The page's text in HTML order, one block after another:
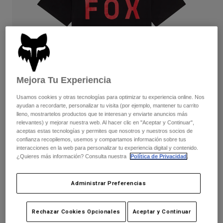
Pantalones largos
Pantalones cortos
Guantes
Protecciones
Gafas de protección
Accesorios
Recambios
Pantalones
Guantes
Chaquetas
Protecciones
Gafas de protección
Calcetines
Mochilas y accesorios
Recambios
Ver todo
Mujer
Camisetas y tops
Sudaderas
Chaquetas
Pantalones
Camisas
Ver todo
Niños
Protecciones
Gafas de Protección
Calcetines
Ver todo
Moto
Cascos
Camisetas
Pantalones
Gafas de Protección
Opiniones
36454
Price reduced from
29,99 €to15,00 € 50% OFF
Mejora Tu Experiencia
Usamos cookies y otras tecnologías para optimizar tu experiencia online. Nos
ayudan a recordarte, personalizar tu visita (por ejemplo, mantener tu carrito
lleno, mostrartelos productos que te interesan y enviarte anuncios más
relevantes) y mejorar nuestra web. Al hacer clic en "Aceptar y Continuar",
aceptas estas tecnologías y permites que nosotros y nuestros socios de
confianza recopilemos, usemos y compartamos información sobre tus
interacciones en la web para personalizar tu experiencia digital y contenido.
¿Quieres más información? Consulta nuestra
Política de Privacidad
Administrar Preferencias
Rechazar Cookies Opcionales Aceptar y Continuar